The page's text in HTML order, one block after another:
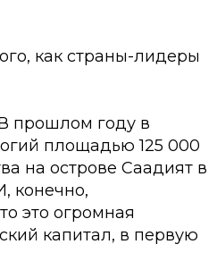
как страны-лидеры
прошлом году в
площадью 125 000
на острове Саадият в
конечно,
это огромная
капитал, в первую